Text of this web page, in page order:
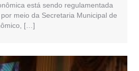
está sendo regulamentada
meio da Secretaria Municipal de
[…]